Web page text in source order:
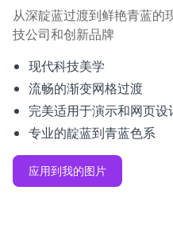
从深靛蓝过渡到鲜艳青蓝的
技公司和创新品牌
现代科技美学
流畅的渐变网格过渡
完美适用于演示和网页设
专业的靛蓝到青蓝色系
应用到我的图片